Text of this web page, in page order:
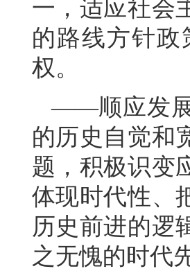
一，适应社会
的路线方针
权。
——顺应发展
的历史自觉和
题，积极识变
体现时代性、
历史前进的逻
之无愧的时代